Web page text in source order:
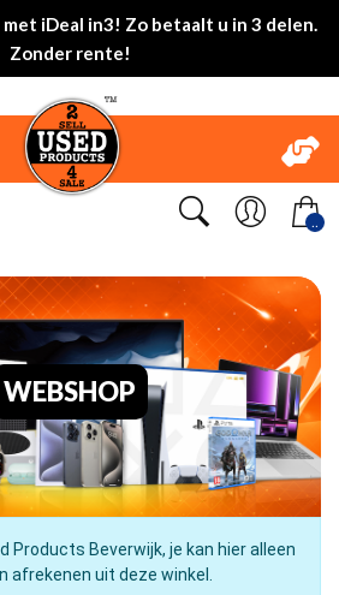
iDeal in3! Zo betaalt u in 3 delen.
Zonder rente!
..
WEBSHOP
Products Beverwijk, je kan hier alleen
afrekenen uit deze winkel.